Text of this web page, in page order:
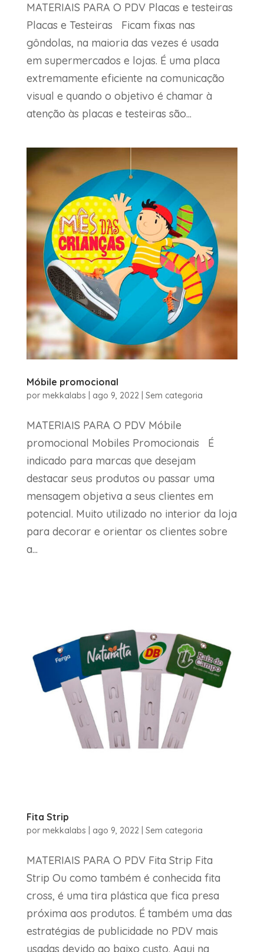
MATERIAIS PARA O PDV Placas e testeiras
Placas e Testeiras Ficam fixas nas
gôndolas, na maioria das vezes é usada
em supermercados e lojas. É uma placa
extremamente eficiente na comunicação
visual e quando o objetivo é chamar à
atenção às placas e testeiras são...
Móbile promocional
por mekkalabs ago 9, 2022| Sem categoria
MATERIAIS PARA O PDV Móbile
promocional Mobiles Promocionais É
indicado para marcas que desejam
destacar seus produtos ou passar uma
mensagem objetiva a seus clientes em
potencial. Muito utilizado no interior da loja
para decorar e orientar os clientes sobre
a...
Fita Strip
por mekkalabs ago 9, 2022| Sem categoria
MATERIAIS PARA O PDV Fita Strip Fita
Strip Ou como também é conhecida fita
cross, é uma tira plástica que fica presa
próxima aos produtos. É também uma das
estratégias de publicidade no PDV mais
usadas devido ao baixo custo. Aqui na